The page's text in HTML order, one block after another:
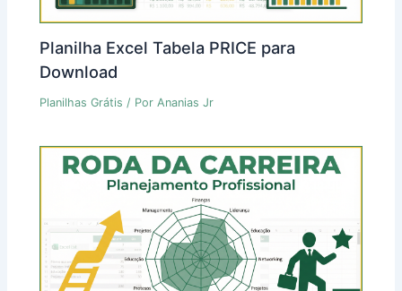
Planilha Excel Tabela PRICE para
Download
Planilhas Grátis / PorAnanias Jr